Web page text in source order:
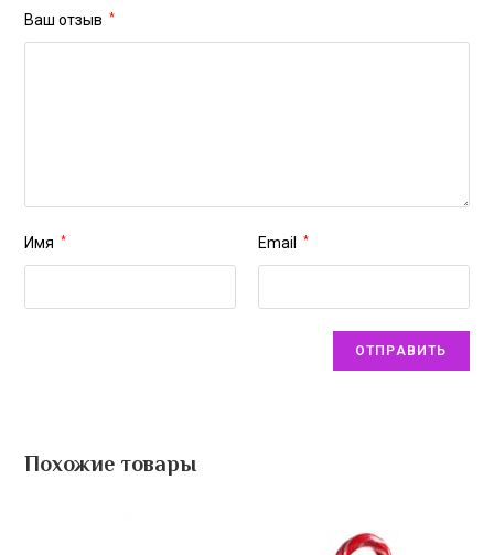
Ваш отзыв *
Имя * Email *
Похожие товары